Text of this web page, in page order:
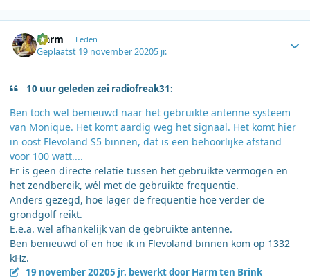
Harm Leden
Geplaatst 19 november 20205 jr.
10 uur geleden zei radiofreak31:
Ben toch wel benieuwd naar het gebruikte antenne systeem
van Monique. Het komt aardig weg het signaal. Het komt hier
in oost Flevoland S5 binnen, dat is een behoorlijke afstand
voor 100 watt....
Er is geen directe relatie tussen het gebruikte vermogen en
het zendbereik, wél met de gebruikte frequentie.
Anders gezegd, hoe lager de frequentie hoe verder de
grondgolf reikt.
E.e.a. wel afhankelijk van de gebruikte antenne.
Ben benieuwd of en hoe ik in Flevoland binnen kom op 1332
kHz.
19 november 20205 jr. bewerkt door Harm ten Brink